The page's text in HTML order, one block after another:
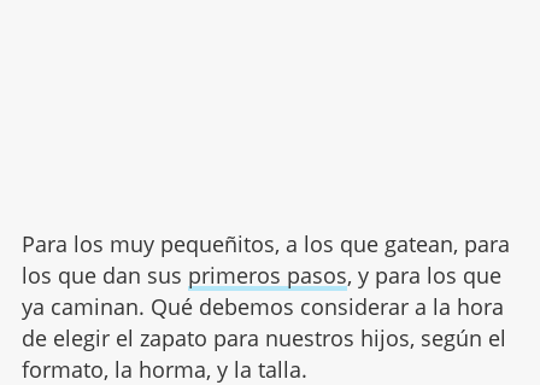
Para los muy pequeñitos, a los que gatean, para
los que dan sus primeros pasos, y para los que
ya caminan. Qué debemos considerar a la hora
de elegir el zapato para nuestros hijos, según el
formato, la horma, y la talla.